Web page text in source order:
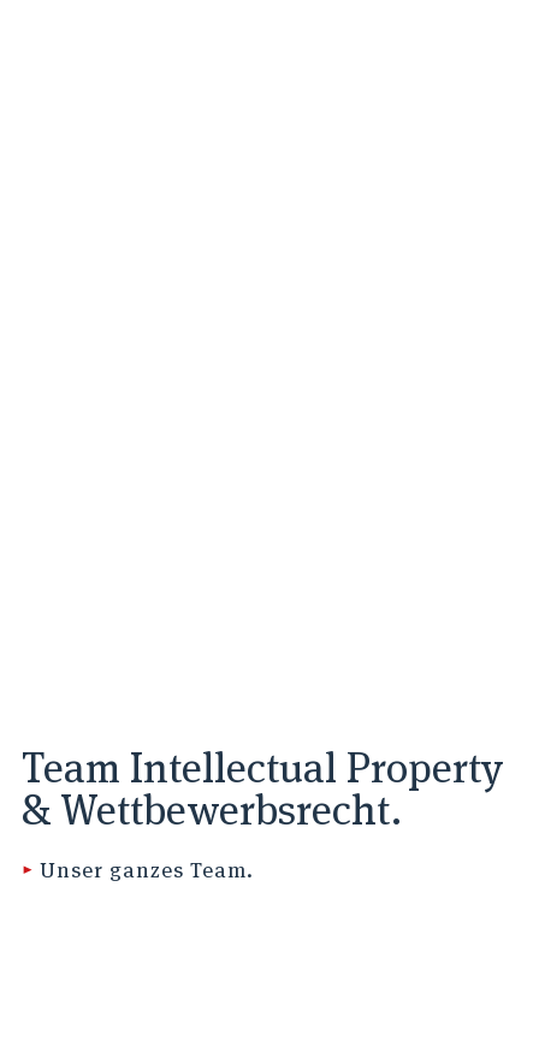
Team Intellectual Property
& Wettbewerbsrecht.
▸ Unser ganzes Team.